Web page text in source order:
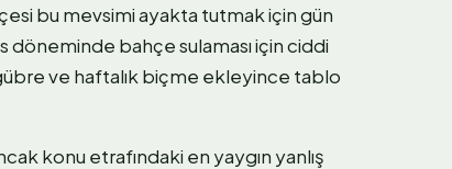
bu mevsimi ayakta tutmak için gün
döneminde bahçe sulaması için ciddi
ve haftalık biçme ekleyince tablo
konu etrafındaki en yaygın yanlış